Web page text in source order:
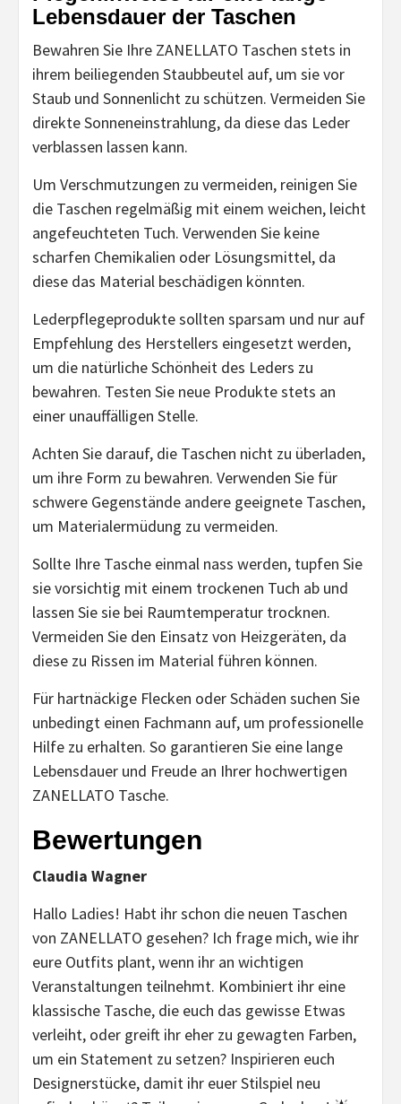
Lebensdauer der Taschen
Bewahren Sie Ihre ZANELLATO Taschen stets in
ihrem beiliegenden Staubbeutel auf, um sie vor
Staub und Sonnenlicht zu schützen. Vermeiden Sie
direkte Sonneneinstrahlung, da diese das Leder
verblassen lassen kann.
Um Verschmutzungen zu vermeiden, reinigen Sie
die Taschen regelmäßig mit einem weichen, leicht
angefeuchteten Tuch. Verwenden Sie keine
scharfen Chemikalien oder Lösungsmittel, da
diese das Material beschädigen könnten.
Lederpflegeprodukte sollten sparsam und nur auf
Empfehlung des Herstellers eingesetzt werden,
um die natürliche Schönheit des Leders zu
bewahren. Testen Sie neue Produkte stets an
einer unauffälligen Stelle.
Achten Sie darauf, die Taschen nicht zu überladen,
um ihre Form zu bewahren. Verwenden Sie für
schwere Gegenstände andere geeignete Taschen,
um Materialermüdung zu vermeiden.
Sollte Ihre Tasche einmal nass werden, tupfen Sie
sie vorsichtig mit einem trockenen Tuch ab und
lassen Sie sie bei Raumtemperatur trocknen.
Vermeiden Sie den Einsatz von Heizgeräten, da
diese zu Rissen im Material führen können.
Für hartnäckige Flecken oder Schäden suchen Sie
unbedingt einen Fachmann auf, um professionelle
Hilfe zu erhalten. So garantieren Sie eine lange
Lebensdauer und Freude an Ihrer hochwertigen
ZANELLATO Tasche.
Bewertungen
Claudia Wagner
Hallo Ladies! Habt ihr schon die neuen Taschen
von ZANELLATO gesehen? Ich frage mich, wie ihr
eure Outfits plant, wenn ihr an wichtigen
Veranstaltungen teilnehmt. Kombiniert ihr eine
klassische Tasche, die euch das gewisse Etwas
verleiht, oder greift ihr eher zu gewagten Farben,
um ein Statement zu setzen? Inspirieren euch
Designerstücke, damit ihr euer Stilspiel neu